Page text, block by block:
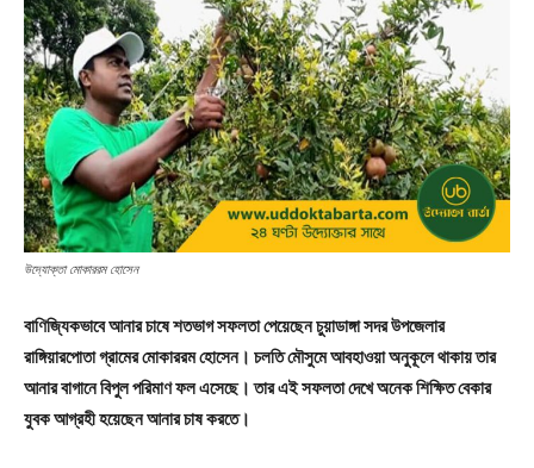
উদ্যোক্তা মোকাররম হোসেন
বাণিজ্যিকভাবে আনার চাষে শতভাগ সফলতা পেয়েছেন চুয়াডাঙ্গা সদর উপজেলার
রাঙ্গিয়ারপোতা গ্রামের মোকাররম হোসেন। চলতি মৌসুমে আবহাওয়া অনুকূলে থাকায় তার
আনার বাগানে বিপুল পরিমাণ ফল এসেছে। তার এই সফলতা দেখে অনেক শিক্ষিত বেকার
যুবক আগ্রহী হয়েছেন আনার চাষ করতে।